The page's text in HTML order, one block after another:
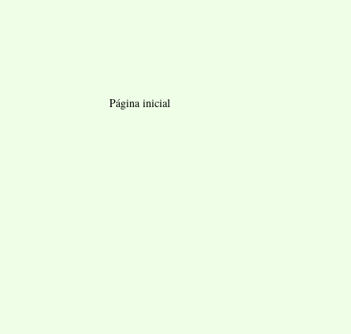
Página inicial